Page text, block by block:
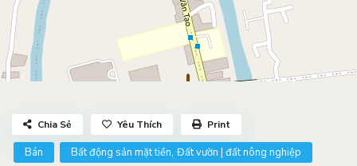
Bán Bất động sản mặt tiền, Đất vườn | đất nông nghiệp
Chia Sẻ Yêu Thích Print